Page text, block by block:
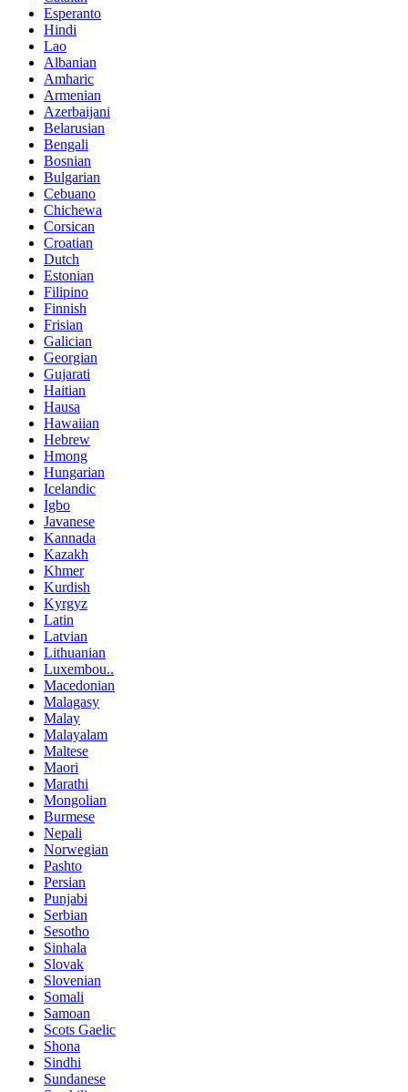
Esperanto
Hindi
Lao
Albanian
Amharic
Armenian
Azerbaijani
Belarusian
Bengali
Bosnian
Bulgarian
Cebuano
Chichewa
Corsican
Croatian
Dutch
Estonian
Filipino
Finnish
Frisian
Galician
Georgian
Gujarati
Haitian
Hausa
Hawaiian
Hebrew
Hmong
Hungarian
Icelandic
Igbo
Javanese
Kannada
Kazakh
Khmer
Kurdish
Kyrgyz
Latin
Latvian
Lithuanian
Luxembou..
Macedonian
Malagasy
Malay
Malayalam
Maltese
Maori
Marathi
Mongolian
Burmese
Nepali
Norwegian
Pashto
Persian
Punjabi
Serbian
Sesotho
Sinhala
Slovak
Slovenian
Somali
Samoan
Scots Gaelic
Shona
Sindhi
Sundanese